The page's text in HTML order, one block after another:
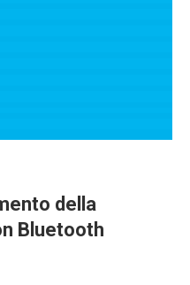
della
Bluetooth